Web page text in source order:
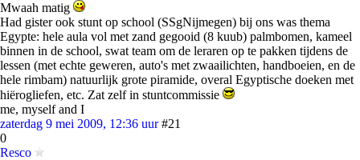
Mwaah matig
Had gister ook stunt op school (SSgNijmegen) bij ons was thema
Egypte: hele aula vol met zand gegooid (8 kuub) palmbomen, kameel
binnen in de school, swat team om de leraren op te pakken tijdens de
lessen (met echte geweren, auto's met zwaailichten, handboeien, en de
hele rimbam) natuurlijk grote piramide, overal Egyptische doeken met
hiërogliefen, etc. Zat zelf in stuntcommissie
me, myself and I
zaterdag 9 mei 2009, 12:36 uur #21
0
Resco